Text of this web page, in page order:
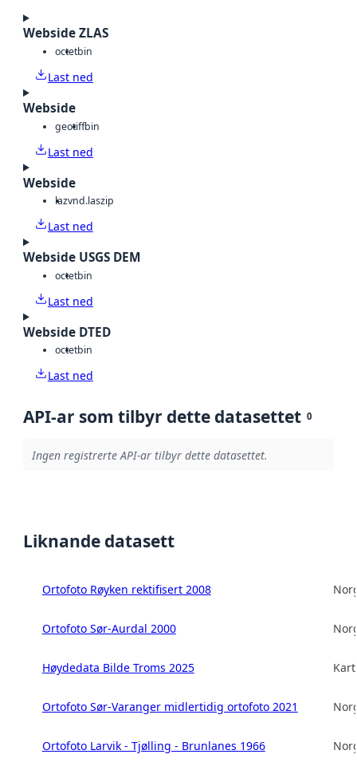
Webside ZLAS
octetbin
Last ned
Webside
geotiffbin
Last ned
Webside
lazvnd.laszip
Last ned
Webside USGS DEM
octetbin
Last ned
Webside DTED
octetbin
Last ned
API-ar som tilbyr dette datasettet 0
Ingen registrerte API-ar tilbyr dette datasettet.
Liknande datasett
Ortofoto Røyken rektifisert 2008
Ortofoto Sør-Aurdal 2000
Høydedata Bilde Troms 2025
Ortofoto Sør-Varanger midlertidig ortofoto 2021
Ortofoto Larvik - Tjølling - Brunlanes 1966